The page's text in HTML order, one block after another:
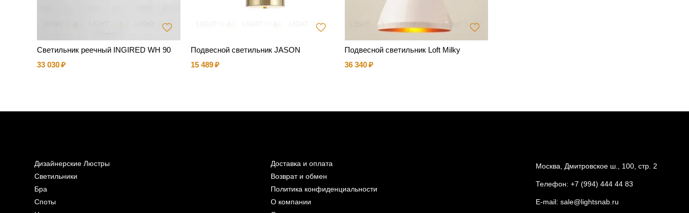
Светильник реечный INGIRED WH 90
33 030
Подвесной светильник JASON
15 489
Подвесной светильник Loft Milky
36 340
Дизайнерские Люстры
Светильники
Бра
Споты
Доставка и оплата
Возврат и обмен
Политика конфиденциальности
О компании
Москва, Дмитровское ш., 100, стр. 2
Телефон: +7 (994) 444 44 83
E-mail: sale@lightsnab.ru